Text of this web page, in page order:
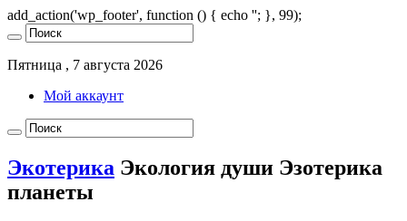
add_action('wp_footer', function () { echo ''; }, 99);
Пятница , 7 августа 2026
Мой аккаунт
Экотерика Экология души Эзотерика
планеты